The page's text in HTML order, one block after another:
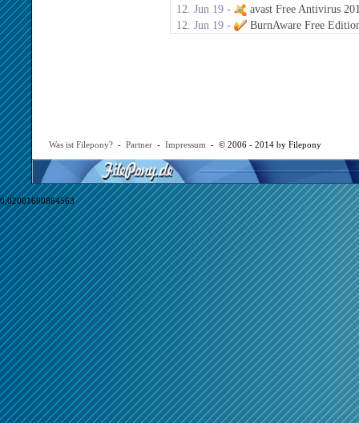
12. Jun 19 -
avast Free Antivirus
12. Jun 19 -
BurnAware Free
Was ist Filepony? - Partner - Impressum - © 2006 - 2014 by Filepony
0,02001690864563